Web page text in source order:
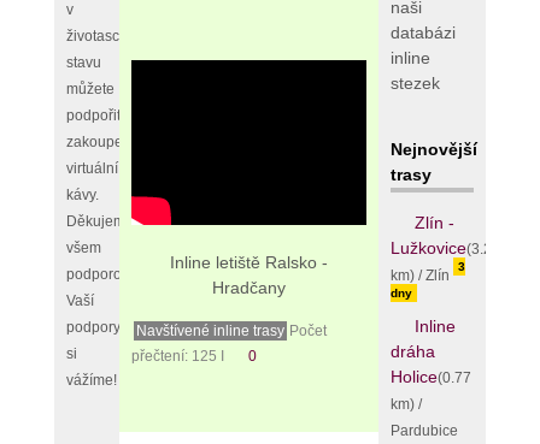
v
životaschopném
stavu
můžete
podpořit
zakoupením
virtuální
kávy.
Děkujeme
všem
podporovatelům,
Vaší
podpory
si
vážíme!
Inline letiště Ralsko -
Hradčany
Navštívené inline trasy Počet
přečtení: 125 I
0
naši
databázi
inline
stezek
Nejnovější
trasy
Zlín -
Lužkovice(3.25
km) / Zlín
3
dny
Inline
dráha
Holice(0.77
km) /
Pardubice